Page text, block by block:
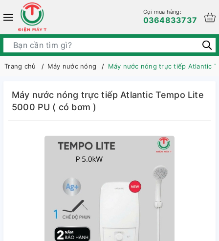
Gọi mua hàng:
0364833737
Trang chủ Máy nước nóng Máy nước nóng trực tiếp Atlantic
Máy nước nóng trực tiếp Atlantic Tempo Lite
5000 PU ( có bơm )